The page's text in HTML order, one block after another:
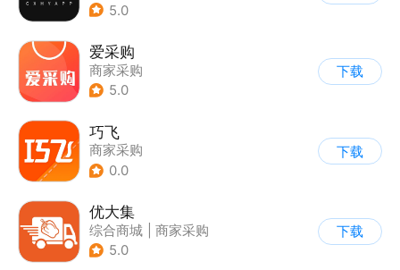
5.0
爱采购
商家采购
5.0
下载
巧飞
商家采购
0.0
下载
优大集
综合商城
商家采购
5.0
下载